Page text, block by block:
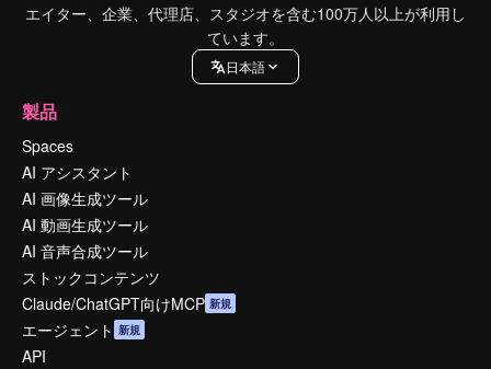
エイター、企業、代理店、スタジオを含む100万人以上が利用し
ています。
日本語
製品
Spaces
AI アシスタント
AI 画像生成ツール
AI 動画生成ツール
AI 音声合成ツール
ストックコンテンツ
Claude/ChatGPT向けMCP 新規
エージェント 新規
API